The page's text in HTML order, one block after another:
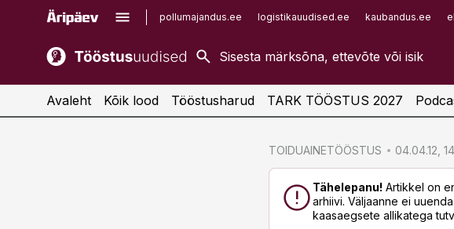
pollumajandus.ee logistikauudised.ee kaubandus.ee
kaubandus.ee
kinnisvarauudised.ee
imelineajalugu.ee
Infopank
Avaleht Kõik lood Tööstusharud TARK TÖÖSTUS 2027
TOIDUAINETÖÖSTUS 04.04.12,
Tähelepanu! Artikkel on
arhiivi. Väljaanne ei
kaasaegsete allikatega